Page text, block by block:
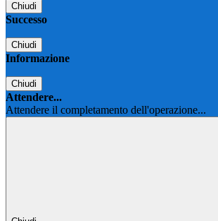
Chiudi
Successo
Chiudi
Informazione
Chiudi
Attendere...
Attendere il completamento dell'operazione...